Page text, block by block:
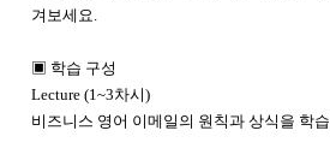
겨보세요.
▣ 학습 구성
Lecture (1~3차시)
비즈니스 영어 이메일의 원칙과 상식을 학